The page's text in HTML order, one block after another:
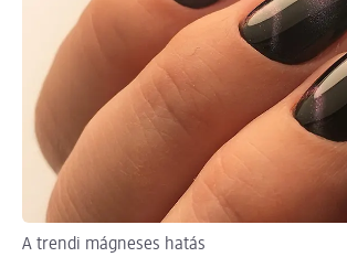
A trendi mágneses hatás